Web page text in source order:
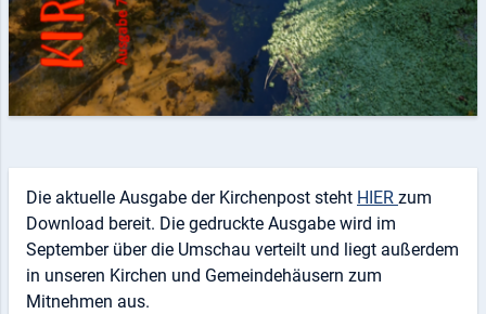
Die aktuelle Ausgabe der Kirchenpost steht HIER zum
Download bereit. Die gedruckte Ausgabe wird im
September über die Umschau verteilt und liegt außerdem
in unseren Kirchen und Gemeindehäusern zum
Mitnehmen aus.